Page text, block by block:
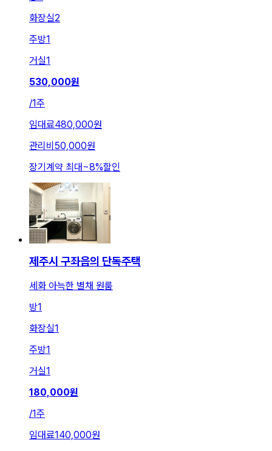
화장실2
주방1
거실1
530,000원
/1주
임대료480,000원
관리비 50,000원
장기계약 최대~8%할인
제주시 구좌읍의 단독주택
세화 아늑한 별채 원룸
방1
화장실1
주방1
거실1
180,000원
/1주
임대료140,000원